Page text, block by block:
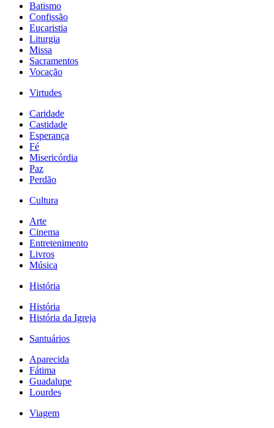
Batismo
Confissão
Eucaristia
Liturgia
Missa
Sacramentos
Vocação
Virtudes
Caridade
Castidade
Esperança
Fé
Misericórdia
Paz
Perdão
Cultura
Arte
Cinema
Entretenimento
Livros
Música
História
História
História da Igreja
Santuários
Aparecida
Fátima
Guadalupe
Lourdes
Viagem